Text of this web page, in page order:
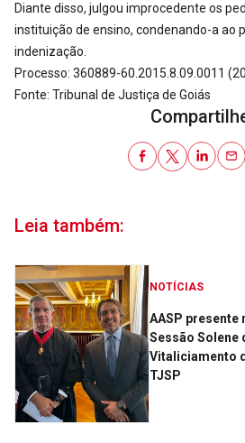
Diante disso, julgou improcedente os
instituição de ensino, condenando-a ao
indenização.
Processo: 360889-60.2015.8.09.0011
Fonte: Tribunal de Justiça de Goiás
Leia também:
NOTÍCIAS
AASP presente
Sessão Solene
Vitaliciamento
TJSP